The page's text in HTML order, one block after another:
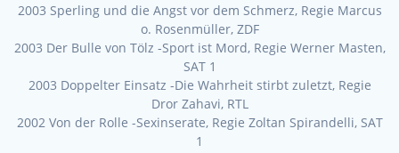
2003 Sperling und die Angst vor dem Schmerz, Regie Marcus
o. Rosenmüller, ZDF
2003 Der Bulle von Tölz -Sport ist Mord, Regie Werner Masten,
SAT 1
2003 Doppelter Einsatz -Die Wahrheit stirbt zuletzt, Regie
Dror Zahavi, RTL
2002 Von der Rolle -Sexinserate, Regie Zoltan Spirandelli, SAT
1